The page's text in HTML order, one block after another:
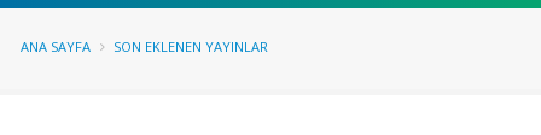
ANA SAYFA SON EKLENEN YAYINLAR